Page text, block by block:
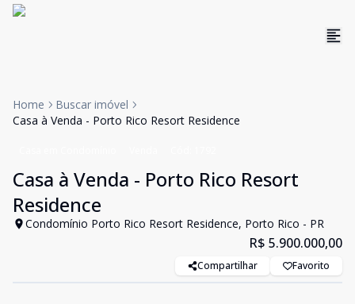
Home
Buscar imóvel
Casa à Venda - Porto Rico Resort Residence
Casa à Venda - Porto Rico Resort
Residence
Condomínio Porto Rico Resort Residence, Porto Rico - PR
R$ 5.900.000,00
Compartilhar Favorito